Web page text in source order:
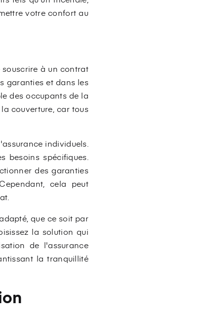
votre confort au
à un contrat
garanties et dans les
des occupants de la
couverture, car tous
individuels.
besoins spécifiques.
des garanties
cela peut
que ce soit par
la solution qui
de l'assurance
la tranquillité